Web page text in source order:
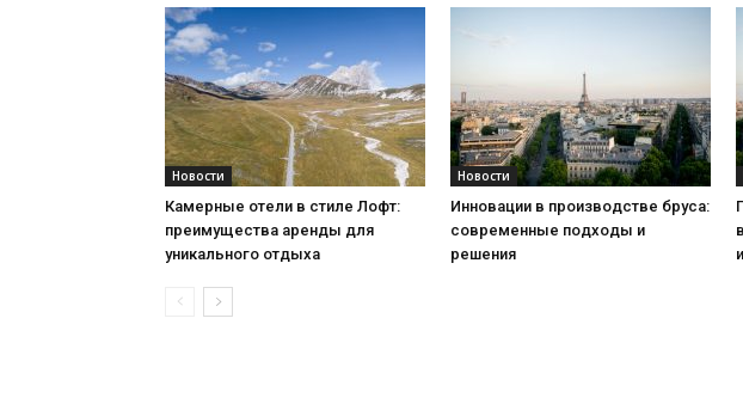
Новости
Камерные отели в стиле Лофт:
преимущества аренды для
уникального отдыха
Новости
Инновации в производстве бруса:
современные подходы и
решения